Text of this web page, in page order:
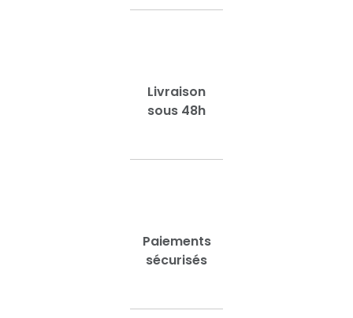
Livraison
sous 48h
Paiements
sécurisés